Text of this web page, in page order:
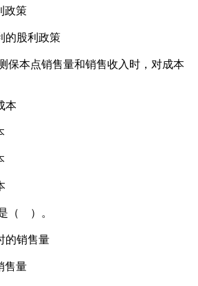
政策
的股利政策
保本点销售量和销售收入时，对成本
本
（ ）。
的销售量
售量